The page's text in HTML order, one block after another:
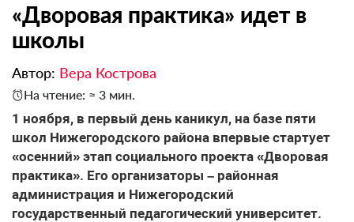
«Дворовая практика» идет в
школы
Автор: Вера Кострова
На чтение: ≈ 3 мин.
1 ноября, в первый день каникул, на базе пяти
школ Нижегородского района впервые стартует
«осенний» этап социального проекта «Дворовая
практика». Его организаторы – районная
администрация и Нижегородский
государственный педагогический университет.